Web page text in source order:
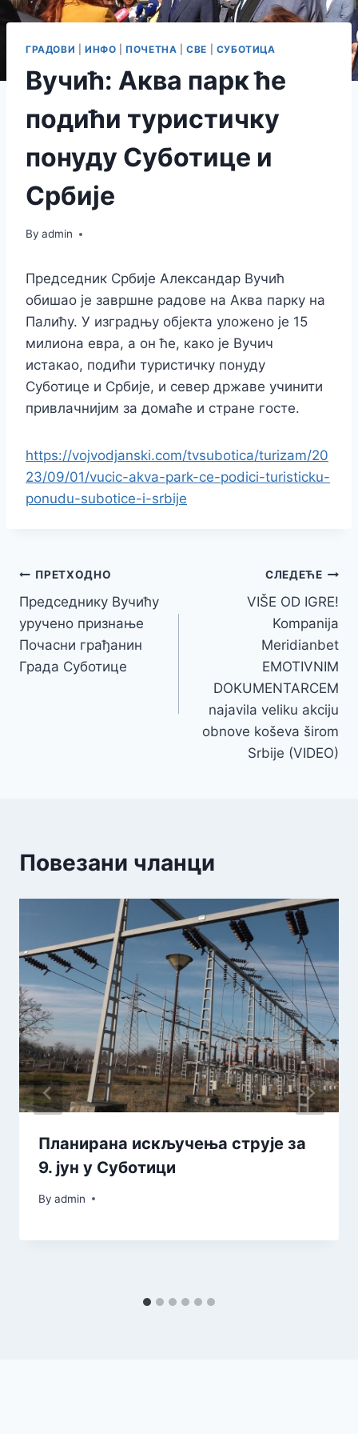
ГРАДОВИ ИНФО ПОЧЕТНА |СВЕ СУБОТИЦА
Вучић: Аква парк ће
подићи туристичку
понуду Суботице и
Србије
By admin
Председник Србије Александар Вучић
обишао је завршне радове на Аква парку на
Палићу. У изградњу објекта уложено је 15
милиона евра, а он ће, како је Вучич
истакао, подићи туристичку понуду
Суботице и Србије, и север државе учинити
привлачнијим за домаће и стране госте.
https://vojvodjanski.com/tvsubotica/turizam/20
23/09/01/vucic-akva-park-ce-podici-turisticku-
ponudu-subotice-i-srbije
Кретање
чланка
ПРЕТХОДНО
Председнику Вучићу
уручено признање
Почасни грађанин
Града Суботице
СЛЕДЕЋЕ
VIŠE OD IGRE!
Kompanija
Meridianbet
EMOTIVNIM
DOKUMENTARCEM
najavila veliku akciju
obnove koševa širom
Srbije (VIDEO)
Повезани чланци
Планирана искључења струје за
9. јун у Суботици
By admin